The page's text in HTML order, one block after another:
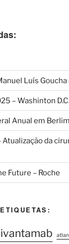
Luís Goucha
– Washinton
Anual em Berlim
Atualização da
Future – Roche